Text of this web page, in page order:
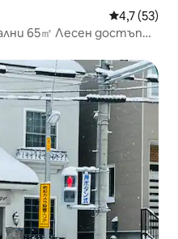
Средна
4,7 (53)
65㎡ Лесен достъп